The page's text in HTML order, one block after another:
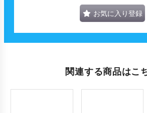
お気に入り登録
関連する商品はこ